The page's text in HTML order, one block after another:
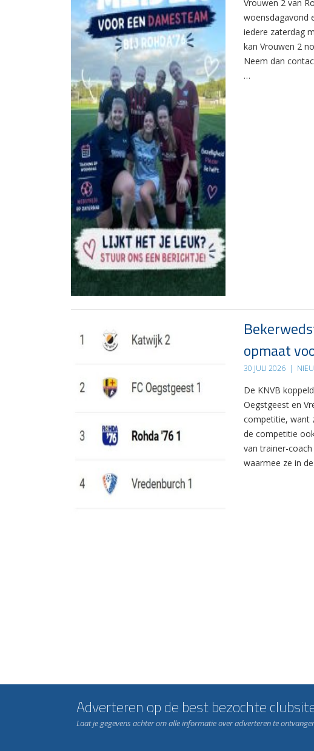
Vrouwen 2 van
woensdagavond
iedere zaterdag
kan Vrouwen 2
Neem dan
…
opmaat
30 JULI 2026 |
De KNVB
Oegstgeest en
competitie, want
de competitie
van trainer-
waarmee ze in
Adverteren op de best bezochte
Laat je gegevens achter om alle informatie over adverteren te